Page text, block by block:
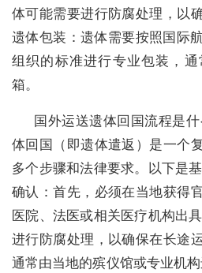
体可能需要进行防腐处理，以
遗体包装：遗体需要按照国际
组织的标准进行专业包装，
箱。
国外运送遗体回国流程是
体回国（即遗体遣返）是一个
多个步骤和法律要求。以下是
确认：首先，必须在当地获得
医院、法医或相关医疗机构出
进行防腐处理，以确保在长途
通常由当地的殡仪馆或专业机